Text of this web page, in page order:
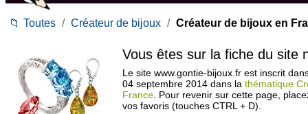
📁 Toutes / Créateur de bijoux / Créateur de bijoux en
Vous êtes sur la fiche du site
Le site www.gontie-bijoux.fr est inscrit
04 septembre 2014 dans la thématique
France . Pour revenir sur cette page,
vos favoris (touches CTRL + D).